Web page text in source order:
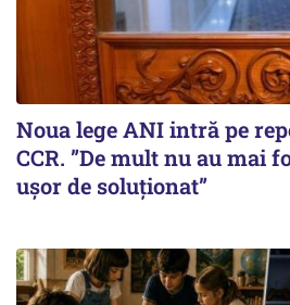
Noua lege ANI intră pe
CCR. ”De mult nu au mai
ușor de soluționat”